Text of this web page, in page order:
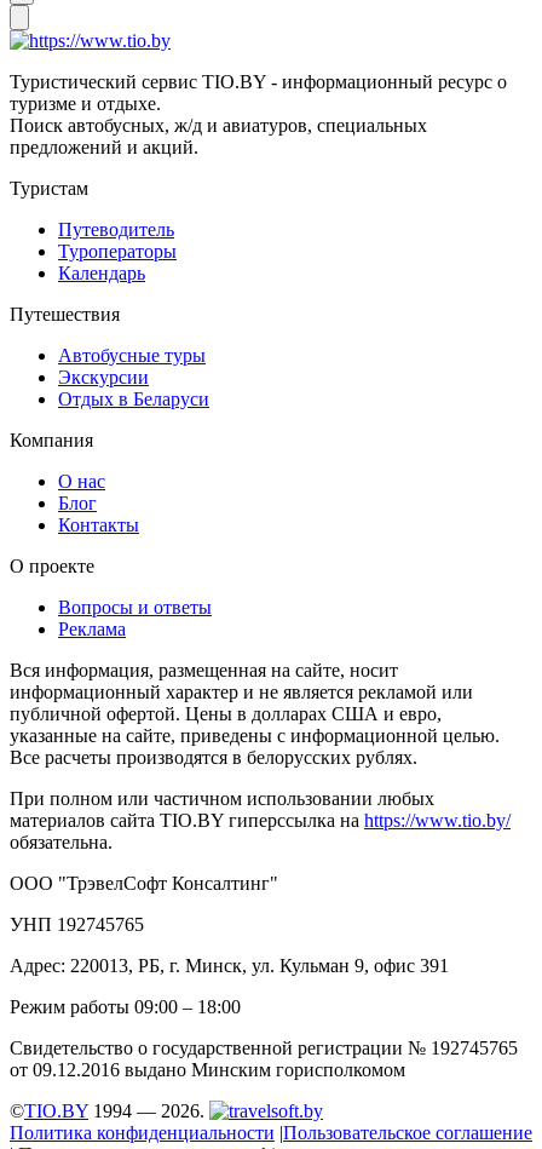
Туристический сервис TIO.BY - информационный ресурс о
туризме и отдыхе.
Поиск автобусных, ж/д и авиатуров, специальных
предложений и акций.
Туристам
Путеводитель
Туроператоры
Календарь
Путешествия
Автобусные туры
Экскурсии
Отдых в Беларуси
Компания
О нас
Блог
Контакты
О проекте
Вопросы и ответы
Реклама
Вся информация, размещенная на сайте, носит
информационный характер и не является рекламой или
публичной офертой. Цены в долларах США и евро,
указанные на сайте, приведены с информационной целью.
Все расчеты производятся в белорусских рублях.
При полном или частичном использовании любых
материалов сайта TIO.BY гиперссылка на https://www.tio.by/
обязательна.
ООО "ТрэвелСофт Консалтинг"
УНП 192745765
Адрес: 220013, РБ, г. Минск, ул. Кульман 9, офис 391
Режим работы 09:00 – 18:00
Свидетельство о государственной регистрации № 192745765
от 09.12.2016 выдано Минским горисполкомом
©TIO.BY 1994 — 2026.
Политика конфиденциальности |Пользовательское соглашение